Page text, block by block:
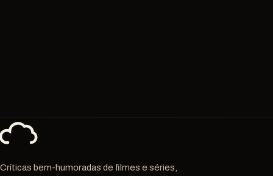
Críticas bem-humoradas de filmes e séries,